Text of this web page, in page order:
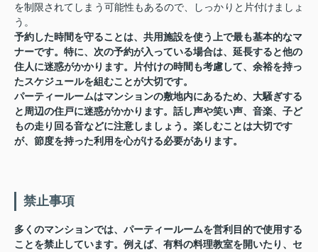
を制限されてしまう可能性もあるので、しっかりと片付けましょ
う。
予約した時間を守ることは、共用施設を使う上で最も基本的なマ
ナーです。特に、次の予約が入っている場合は、延長すると他の
住人に迷惑がかかります。片付けの時間も考慮して、余裕を持っ
たスケジュールを組むことが大切です。
パーティールームはマンションの敷地内にあるため、大騒ぎする
と周辺の住戸に迷惑がかかります。話し声や笑い声、音楽、子ど
もの走り回る音などに注意しましょう。楽しむことは大切です
が、節度を持った利用を心がける必要があります。
禁止事項
多くのマンションでは、パーティールームを営利目的で使用する
ことを禁止しています。例えば、有料の料理教室を開いたり、セ